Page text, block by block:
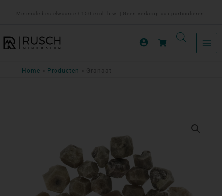
inhoud
Minimale bestelwaarde €150 excl. btw. | Geen verkoop aan particulieren.
Home Producten Granaat